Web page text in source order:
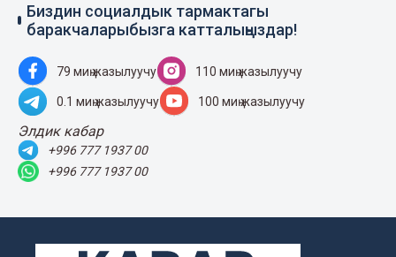
Биздин социалдык тармактагы
баракчаларыбызга катталыңыздар!
79 миң жазылуучу 110 миң жазылуучу
0.1 миң жазылуучу 100 миң жазылуучу
Элдик кабар
+996 777 1937 00
+996 777 1937 00